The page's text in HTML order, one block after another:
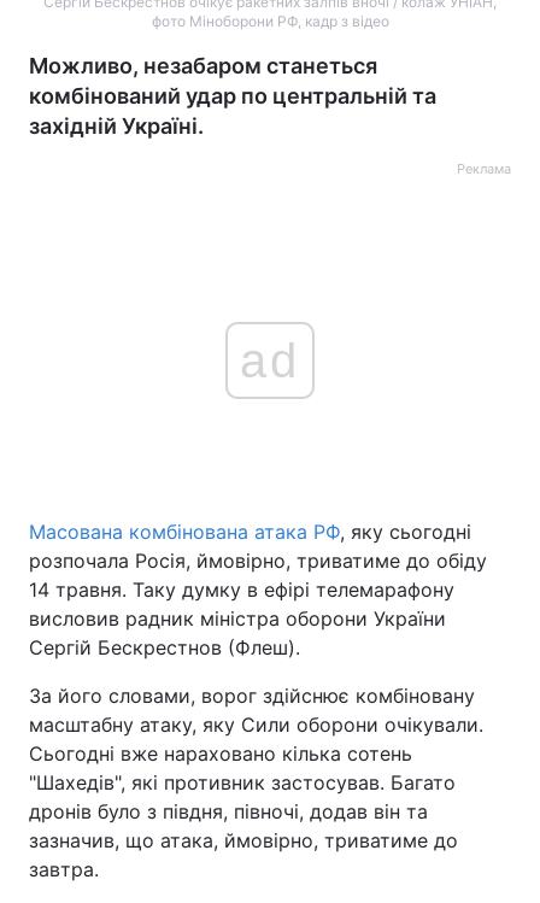
фото Міноборони РФ, кадр з відео
Можливо, незабаром станеться
комбінований удар по центральній та
західній Україні.
Реклама
ad
Масована комбінована атака РФ, яку сьогодні
розпочала Росія, ймовірно, триватиме до обіду
14 травня. Таку думку в ефірі телемарафону
висловив радник міністра оборони України
Сергій Бескрестнов (Флеш).
За його словами, ворог здійснює комбіновану
масштабну атаку, яку Сили оборони очікували.
Сьогодні вже нараховано кілька сотень
"Шахедів", які противник застосував. Багато
дронів було з півдня, півночі, додав він та
зазначив, що атака, ймовірно, триватиме до
завтра.